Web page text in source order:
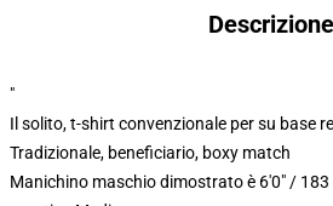
Descrizione
"
Il solito, t-shirt convenzionale per su base
Tradizionale, beneficiario, boxy match
Manichino maschio dimostrato è 6'0" /